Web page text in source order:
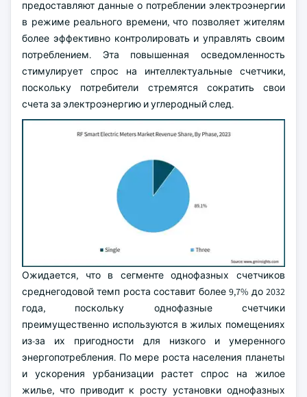
предоставляют данные о потреблении электроэнергии
в режиме реального времени, что позволяет жителям
более эффективно контролировать и управлять своим
потреблением. Эта повышенная осведомленность
стимулирует спрос на интеллектуальные счетчики,
поскольку потребители стремятся сократить свои
счета за электроэнергию и углеродный след.
Ожидается, что в сегменте однофазных счетчиков
среднегодовой темп роста составит более 9,7% до 2032
года, поскольку однофазные счетчики
преимущественно используются в жилых помещениях
из-за их пригодности для низкого и умеренного
энергопотребления. По мере роста населения планеты
и ускорения урбанизации растет спрос на жилое
жилье, что приводит к росту установки однофазных